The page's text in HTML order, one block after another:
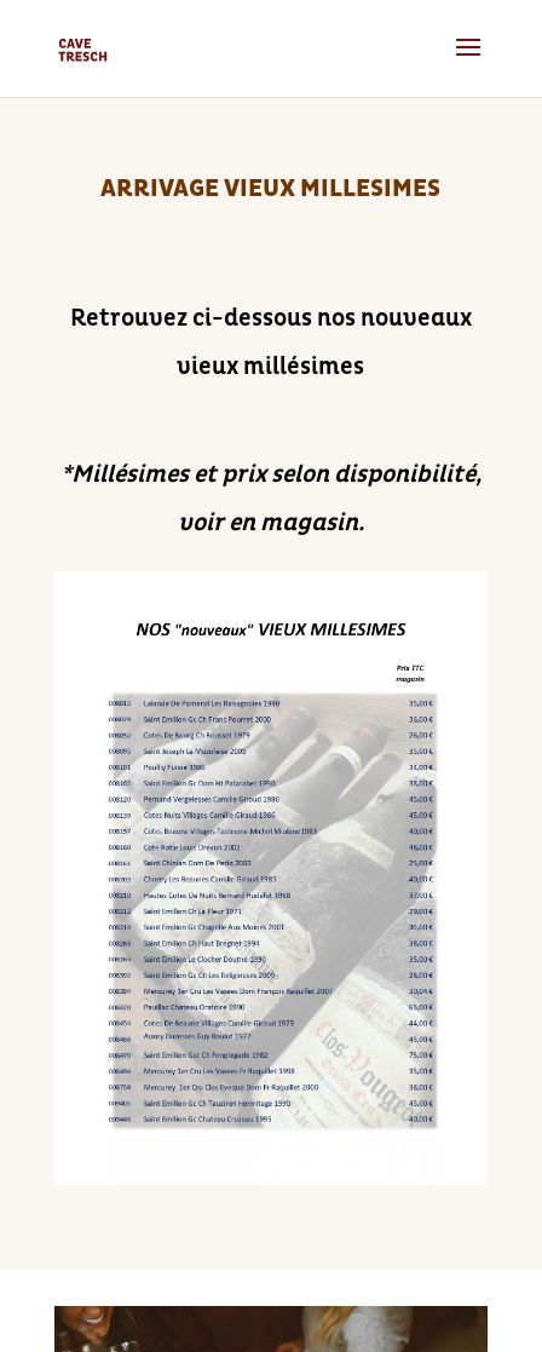
ARRIVAGE VIEUX MILLESIMES
Retrouvez ci-dessous nos nouveaux
vieux millésimes
*Millésimes et prix selon disponibilité,
voir en magasin.